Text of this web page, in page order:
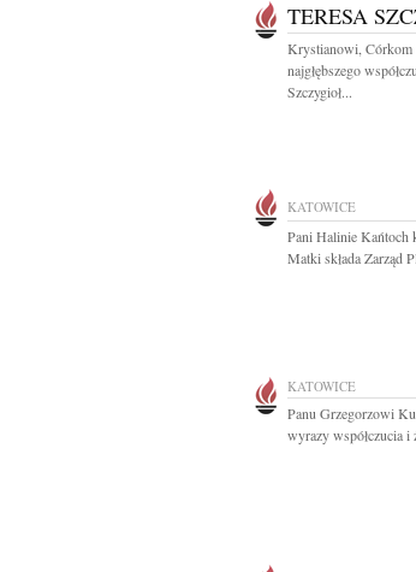
TERESA
Krystianowi,
najgłębszego
Szczygioł...
KATOWICE
Pani Halinie Kańtoch
Matki składa Zarząd
KATOWICE
Panu Grzegorzowi
wyrazy współczucia